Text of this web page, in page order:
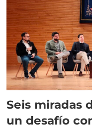
Seis miradas
un desafío